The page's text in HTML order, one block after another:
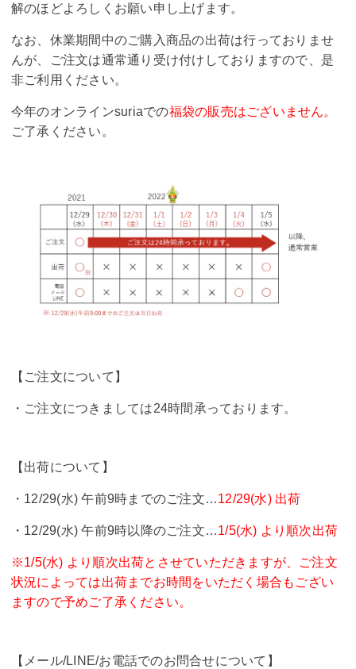
解のほどよろしくお願い申し上げます。
なお、休業期間中のご購入商品の出荷は行っておりませ
んが、ご注文は通常通り受け付けしておりますので、是
非ご利用ください。
今年のオンラインsuriaでの福袋の販売はございません。
ご了承ください。
【ご注文について】
・ご注文につきましては24時間承っております。
【出荷について】
・12/29(水) 午前9時までのご注文…12/29(水) 出荷
・12/29(水) 午前9時以降のご注文…1/5(水) より順次出荷
※1/5(水) より順次出荷とさせていただきますが、ご注文
状況によっては出荷までお時間をいただく場合もござい
ますので予めご了承ください。
【メール/LINE/お電話でのお問合せについて】